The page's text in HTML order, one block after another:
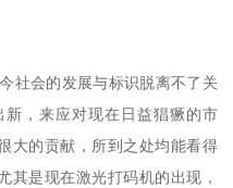
社会的发展与标识脱离不了关
，来应对现在日益猖獗的市
大的贡献，所到之处均能看得
其是现在激光打码机的出现，